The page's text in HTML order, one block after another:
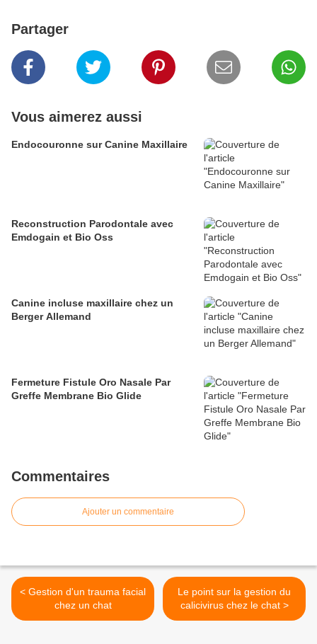
Partager
Vous aimerez aussi
Endocouronne sur Canine Maxillaire
Reconstruction Parodontale avec
Emdogain et Bio Oss
Canine incluse maxillaire chez un
Berger Allemand
Fermeture Fistule Oro Nasale Par
Greffe Membrane Bio Glide
Commentaires
Ajouter un commentaire
< Gestion d'un trauma facial
chez un chat
Le point sur la gestion du
calicivirus chez le chat >